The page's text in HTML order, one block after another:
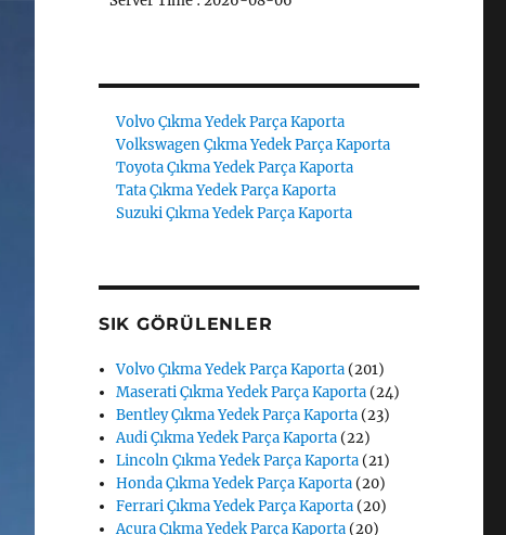
Volvo Çıkma Yedek Parça Kaporta
Volkswagen Çıkma Yedek Parça Kaporta
Toyota Çıkma Yedek Parça Kaporta
Tata Çıkma Yedek Parça Kaporta
Suzuki Çıkma Yedek Parça Kaporta
SIK GÖRÜLENLER
Volvo Çıkma Yedek Parça Kaporta (201)
Maserati Çıkma Yedek Parça Kaporta (24)
Bentley Çıkma Yedek Parça Kaporta (23)
Audi Çıkma Yedek Parça Kaporta (22)
Lincoln Çıkma Yedek Parça Kaporta (21)
Honda Çıkma Yedek Parça Kaporta (20)
Ferrari Çıkma Yedek Parça Kaporta (20)
Acura Çıkma Yedek Parça Kaporta (20)